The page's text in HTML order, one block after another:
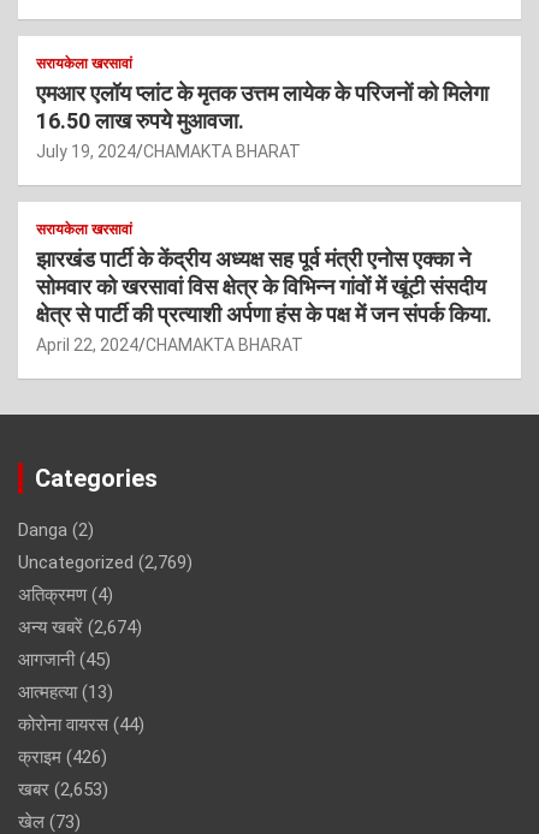
सरायकेला खरसावां
एमआर एलॉय प्लांट के मृतक उत्तम लायेक के परिजनों को मिलेगा
16.50 लाख रुपये मुआवजा.
July 19, 2024 CHAMAKTA BHARAT
सरायकेला खरसावां
झारखंड पार्टी के केंद्रीय अध्यक्ष सह पूर्व मंत्री एनोस एक्का ने
सोमवार को खरसावां विस क्षेत्र के विभिन्न गांवों में खूंटी संसदीय
क्षेत्र से पार्टी की प्रत्याशी अर्पणा हंस के पक्ष में जन संपर्क किया.
April 22, 2024 CHAMAKTA BHARAT
Categories
Danga (2)
Uncategorized (2,769)
अतिक्रमण(4)
अन्य खबरें (2,674)
आगजानी(45)
आत्महत्या(13)
कोरोना वायरस (44)
क्राइम (426)
खबर (2,653)
खेल (73)